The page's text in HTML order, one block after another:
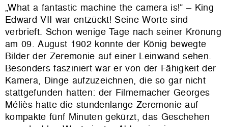
„What a fantastic machine the camera is!“ – King
Edward VII war entzückt! Seine Worte sind
verbrieft. Schon wenige Tage nach seiner Krönung
am 09. August 1902 konnte der König bewegte
Bilder der Zeremonie auf einer Leinwand sehen.
Besonders fasziniert war er von der Fähigkeit der
Kamera, Dinge aufzuzeichnen, die so gar nicht
stattgefunden hatten: der Filmemacher Georges
Méliès hatte die stundenlange Zeremonie auf
kompakte fünf Minuten gekürzt, das Geschehen